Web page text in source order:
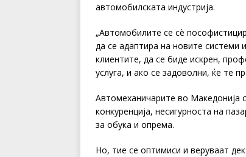
автомобилската индустрија.
„Автомобилите се сè
да се адаптира на новите
клиентите, да се биде искрен,
услуга, и ако се задоволни, ќе те
Автомеханичарите во Македонија
конкуренција, несигурноста на
за обука и опрема.
Но, тие се оптимиси и веруваат